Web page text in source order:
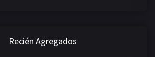
Recién Agregados